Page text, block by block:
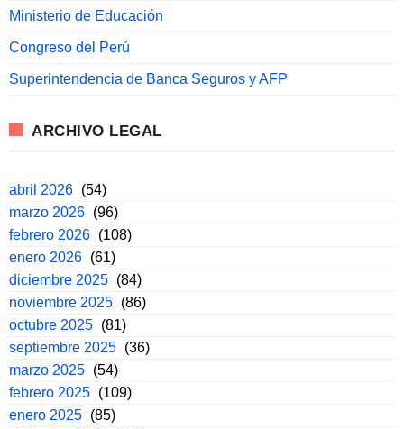
Ministerio de Educación
Congreso del Perú
Superintendencia de Banca Seguros y AFP
ARCHIVO LEGAL
abril 2026 (54)
marzo 2026 (96)
febrero 2026 (108)
enero 2026 (61)
diciembre 2025 (84)
noviembre 2025 (86)
octubre 2025 (81)
septiembre 2025 (36)
marzo 2025 (54)
febrero 2025 (109)
enero 2025 (85)